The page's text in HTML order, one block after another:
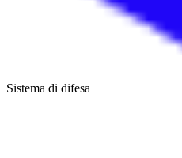
Sistema di difesa